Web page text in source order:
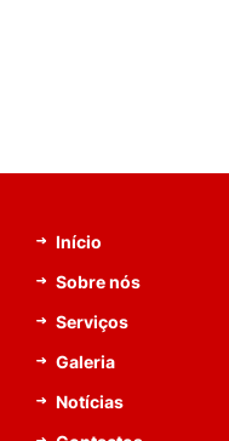
Início
Sobre nós
Serviços
Galeria
Notícias